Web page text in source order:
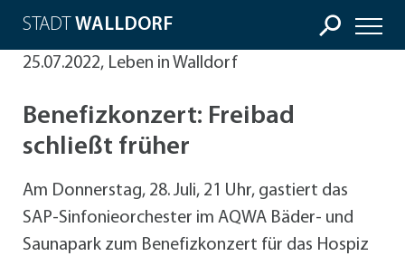
STADT WALLDORF
25.07.2022, Leben in Walldorf
Benefizkonzert: Freibad
schließt früher
Am Donnerstag, 28. Juli, 21 Uhr, gastiert das
SAP-Sinfonieorchester im AQWA Bäder- und
Saunapark zum Benefizkonzert für das Hospiz